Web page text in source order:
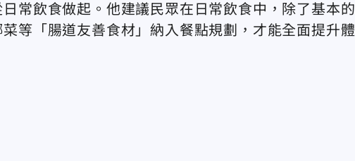
常飲食做起。他建議民眾在日常飲食中，除了基本的
等「腸道友善食材」納入餐點規劃，才能全面提升體